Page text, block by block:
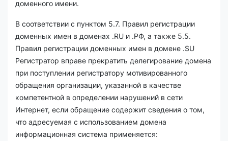
доменного имени.
В соответствии с пунктом 5.7. Правил регистрации
доменных имен в доменах .RU и .РФ, а также 5.5.
Правил регистрации доменных имен в домене .SU
Регистратор вправе прекратить делегирование домена
при поступлении регистратору мотивированного
обращения организации, указанной в качестве
компетентной в определении нарушений в сети
Интернет, если обращение содержит сведения о том,
что адресуемая с использованием домена
информационная система применяется: